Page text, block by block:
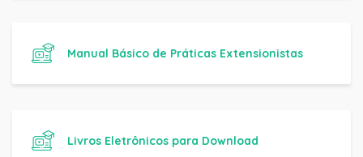
Manual Básico de Práticas Extensionistas
Livros Eletrônicos para Download